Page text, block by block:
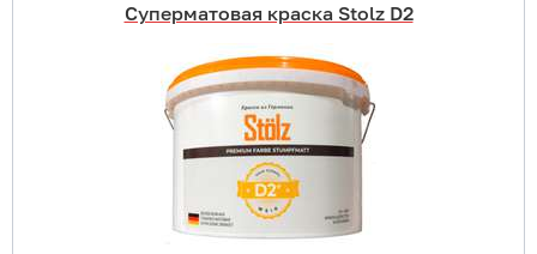
Суперматовая краска Stolz D2
В корзину
Подробнее